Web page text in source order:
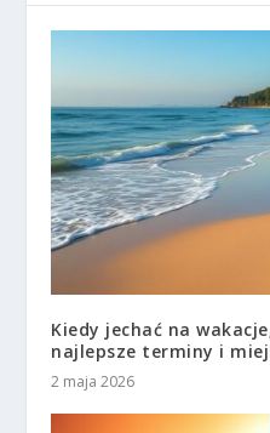
Kiedy jechać na
najlepsze terminy i
2 maja 2026